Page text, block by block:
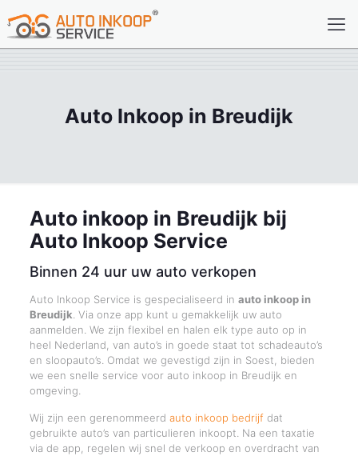
Auto Inkoop in Breudijk
Auto inkoop in Breudijk bij
Auto Inkoop Service
Binnen 24 uur uw auto verkopen
Auto Inkoop Service is gespecialiseerd in auto inkoop in
Breudijk . Via onze app kunt u gemakkelijk uw auto
aanmelden. We zijn flexibel en halen elk type auto op in
heel Nederland, van auto’s in goede staat tot schadeauto’s
en sloopauto’s. Omdat we gevestigd zijn in Soest, bieden
we een snelle service voor auto inkoop in Breudijk en
omgeving.
Wij zijn een gerenommeerd auto inkoop bedrijfdat
gebruikte auto’s van particulieren inkoopt. Na een taxatie
via de app, regelen wij snel de verkoop en overdracht van